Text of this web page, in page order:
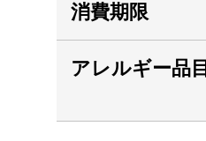
消費期限
アレルギー品目